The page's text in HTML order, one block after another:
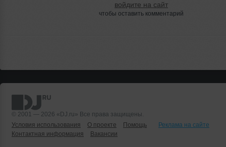
войдите на сайт
чтобы оставить комментарий
© 2001 — 2026 «DJ.ru» Все права защищены.
Условия использования
О проекте Помощь
Реклама на сайте
Контактная информация
Вакансии